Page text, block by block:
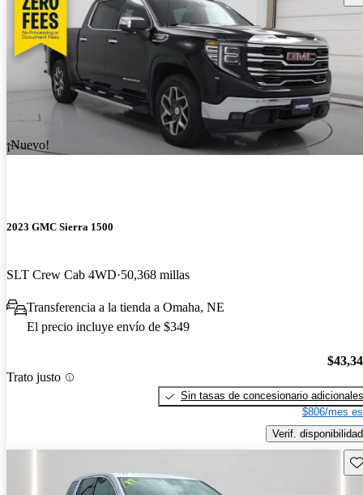
¡Nuevo!
2023 GMC Sierra 1500
SLT Crew Cab 4WD 50,368 millas
Transferencia a la tienda a Omaha, NE
El precio incluye envío de $349
Trato justo
Sin tasas de concesionario adicionales
$806/mes
Verif. disponibilidad